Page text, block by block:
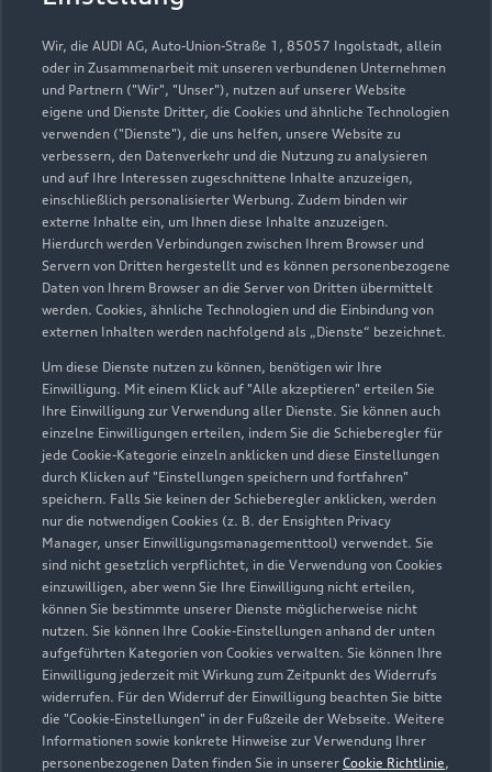
Wir, die AUDI AG, Auto-Union-Straße 1, 85057 Ingolstadt, allein
oder in Zusammenarbeit mit unseren verbundenen Unternehmen
und Partnern ("Wir", "Unser"), nutzen auf unserer Website
eigene und Dienste Dritter, die Cookies und ähnliche Technologien
verwenden ("Dienste"), die uns helfen, unsere Website zu
verbessern, den Datenverkehr und die Nutzung zu analysieren
und auf Ihre Interessen zugeschnittene Inhalte anzuzeigen,
einschließlich personalisierter Werbung. Zudem binden wir
externe Inhalte ein, um Ihnen diese Inhalte anzuzeigen.
Hierdurch werden Verbindungen zwischen Ihrem Browser und
Servern von Dritten hergestellt und es können personenbezogene
Daten von Ihrem Browser an die Server von Dritten übermittelt
werden. Cookies, ähnliche Technologien und die Einbindung von
externen Inhalten werden nachfolgend als „Dienste“ bezeichnet.
Um diese Dienste nutzen zu können, benötigen wir Ihre
Einwilligung. Mit einem Klick auf "Alle akzeptieren" erteilen Sie
Ihre Einwilligung zur Verwendung aller Dienste. Sie können auch
einzelne Einwilligungen erteilen, indem Sie die Schieberegler für
jede Cookie-Kategorie einzeln anklicken und diese Einstellungen
durch Klicken auf "Einstellungen speichern und fortfahren"
speichern. Falls Sie keinen der Schieberegler anklicken, werden
nur die notwendigen Cookies (z. B. der Ensighten Privacy
Manager, unser Einwilligungsmanagementtool) verwendet. Sie
sind nicht gesetzlich verpflichtet, in die Verwendung von Cookies
einzuwilligen, aber wenn Sie Ihre Einwilligung nicht erteilen,
können Sie bestimmte unserer Dienste möglicherweise nicht
nutzen. Sie können Ihre Cookie-Einstellungen anhand der unten
aufgeführten Kategorien von Cookies verwalten. Sie können Ihre
Einwilligung jederzeit mit Wirkung zum Zeitpunkt des Widerrufs
widerrufen. Für den Widerruf der Einwilligung beachten Sie bitte
die "Cookie-Einstellungen" in der Fußzeile der Webseite. Weitere
Informationen sowie konkrete Hinweise zur Verwendung Ihrer
personenbezogenen Daten finden Sie in unserer Cookie Richtlinie,
Wir beraten Sie gerne
und Ansprechpartner.
Zur Teamübersicht
Serviceberater kontaktieren
Servicetermin vereinbaren